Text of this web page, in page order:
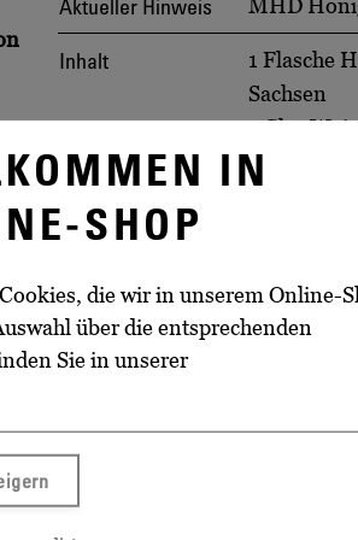
IN
SHOP
die wir in unserem Online-
über die entsprechenden
Sie in unserer
Aktueller Hinweis MHD
Inhalt
1 Flasche
Sachsen
1 Glas
1 Glas
Nennvolumen
Abfüller/Hersteller
Woitaß,
Gerold
Allergen-Hinweis Sekt